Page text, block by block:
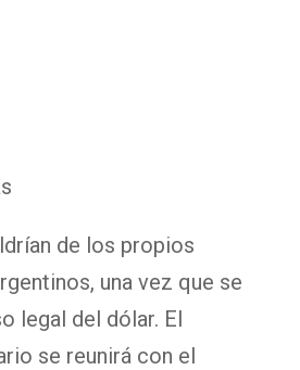
de los propios
una vez que se
legal del dólar. El
se reunirá con el